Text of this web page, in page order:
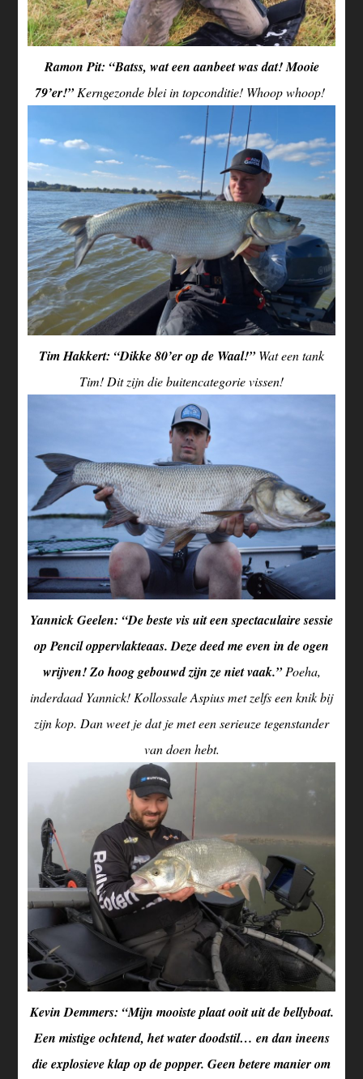
Ramon Pit: “Batss, wat een aanbeet was dat! Mooie
79’er!”Kerngezonde blei in topconditie! Whoop whoop!
Tim Hakkert: “Dikke 80’er op de Waal!”Wat een tank
Tim! Dit zijn die buitencategorie vissen!
Yannick Geelen: “De beste vis uit een spectaculaire sessie
op Pencil oppervlakteaas. Deze deed me even in de ogen
wrijven! Zo hoog gebouwd zijn ze niet vaak.”Poeha,
inderdaad Yannick! Kollossale Aspius met zelfs een knik bij
zijn kop. Dan weet je dat je met een serieuze tegenstander
van doen hebt.
Kevin Demmers: “Mijn mooiste plaat ooit uit de bellyboat.
Een mistige ochtend, het water doodstil… en dan ineens
die explosieve klap op de popper. Geen betere manier om